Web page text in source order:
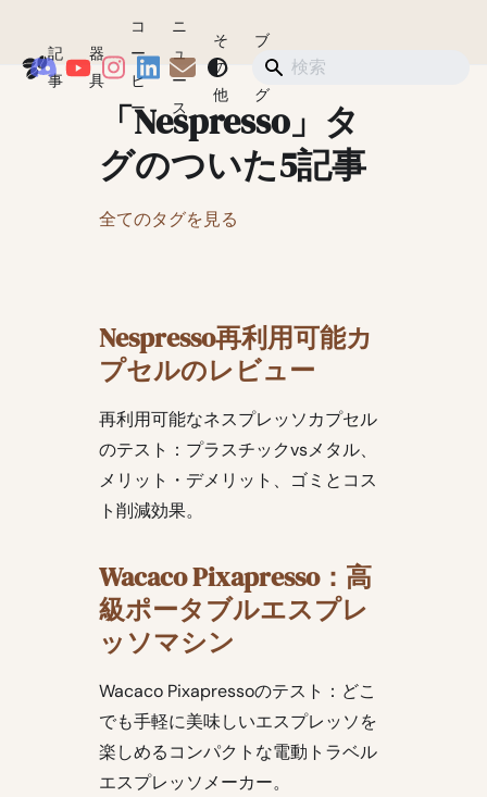
Coffeegeek
記
事
器
具
コ
ー
ヒ
ー
ニ
ュ
ー
ス
そ
の
他
ブ
ロ
グ
ショップ
「Nespresso」タ
グのついた5記事
全てのタグを見る
Nespresso再利用可能カ
プセルのレビュー
再利用可能なネスプレッソカプセル
のテスト：プラスチックvsメタル、
メリット・デメリット、ゴミとコス
ト削減効果。
Wacaco Pixapresso：高
級ポータブルエスプレ
ッソマシン
Wacaco Pixapressoのテスト：どこ
でも手軽に美味しいエスプレッソを
楽しめるコンパクトな電動トラベル
エスプレッソメーカー。